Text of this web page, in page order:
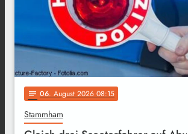
notes 06. August 2026 08:15
Stammham